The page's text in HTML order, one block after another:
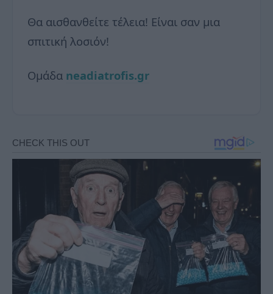
Θα αισθανθείτε τέλεια! Είναι σαν μια
σπιτική λοσιόν!
Ομάδα neadiatrofis.gr